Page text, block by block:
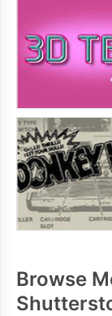
Browse